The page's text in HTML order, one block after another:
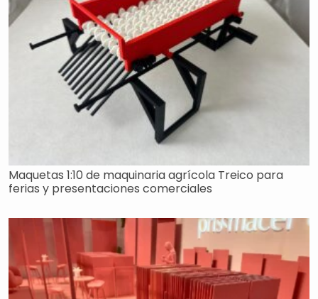
Maquetas 1:10 de maquinaria agrícola Treico para
ferias y presentaciones comerciales